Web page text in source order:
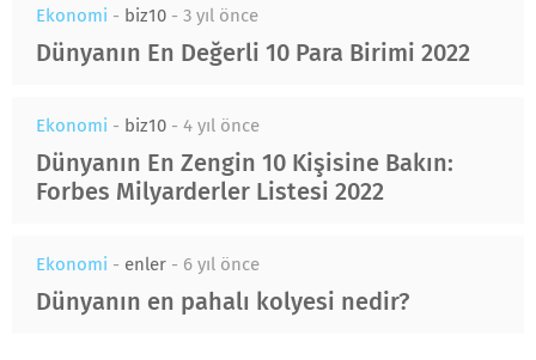
Ekonomi - biz10 - 3 yıl önce
Dünyanın En Değerli 10 Para Birimi 2022
Ekonomi - biz10 - 4 yıl önce
Dünyanın En Zengin 10 Kişisine Bakın:
Forbes Milyarderler Listesi 2022
Ekonomi - enler - 6 yıl önce
Dünyanın en pahalı kolyesi nedir?